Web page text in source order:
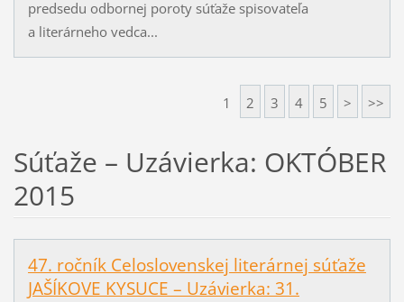
predsedu odbornej poroty súťaže spisovateľa
a literárneho vedca...
1 2 3 4 5 > >>
Súťaže – Uzávierka: OKTÓBER
2015
47. ročník Celoslovenskej literárnej súťaže
JAŠÍKOVE KYSUCE – Uzávierka: 31.